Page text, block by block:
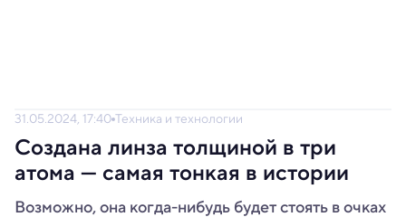
31.05.2024, 17:40 Техника и технологии
Создана линза толщиной в три
атома — самая тонкая в истории
Возможно, она когда-нибудь будет стоять в очках